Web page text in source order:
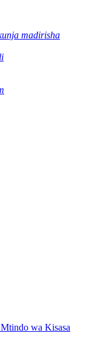
madirisha